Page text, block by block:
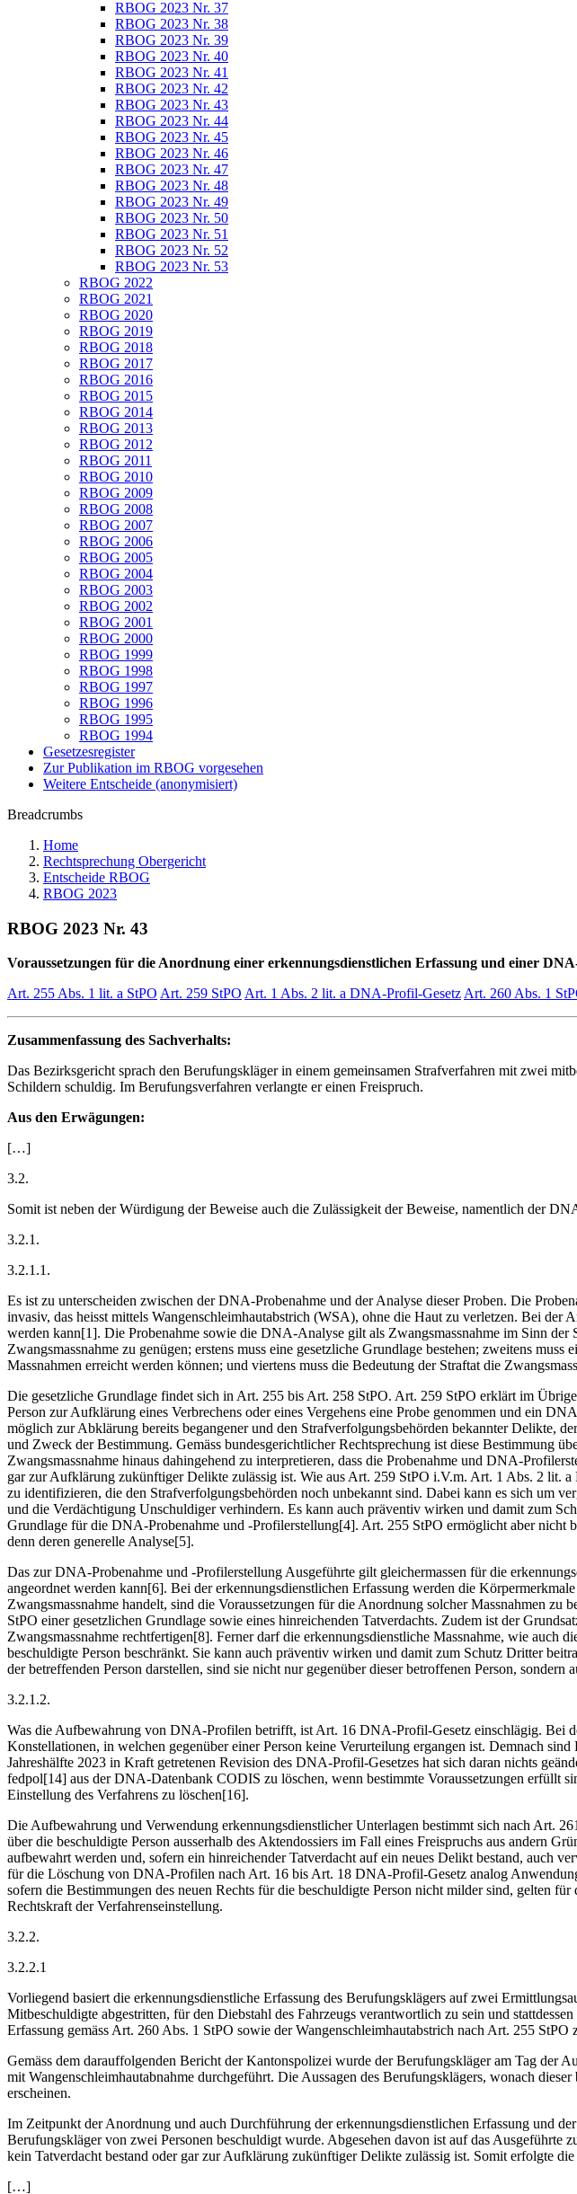
RBOG 2023 Nr. 37
RBOG 2023 Nr. 38
RBOG 2023 Nr. 39
RBOG 2023 Nr. 40
RBOG 2023 Nr. 41
RBOG 2023 Nr. 42
RBOG 2023 Nr. 43
RBOG 2023 Nr. 44
RBOG 2023 Nr. 45
RBOG 2023 Nr. 46
RBOG 2023 Nr. 47
RBOG 2023 Nr. 48
RBOG 2023 Nr. 49
RBOG 2023 Nr. 50
RBOG 2023 Nr. 51
RBOG 2023 Nr. 52
RBOG 2023 Nr. 53
RBOG 2022
RBOG 2021
RBOG 2020
RBOG 2019
RBOG 2018
RBOG 2017
RBOG 2016
RBOG 2015
RBOG 2014
RBOG 2013
RBOG 2012
RBOG 2011
RBOG 2010
RBOG 2009
RBOG 2008
RBOG 2007
RBOG 2006
RBOG 2005
RBOG 2004
RBOG 2003
RBOG 2002
RBOG 2001
RBOG 2000
RBOG 1999
RBOG 1998
RBOG 1997
RBOG 1996
RBOG 1995
RBOG 1994
Gesetzesregister
Zur Publikation im RBOG vorgesehen
Weitere Entscheide (anonymisiert)
Breadcrumbs
Home
Rechtsprechung Obergericht
Entscheide RBOG
RBOG 2023
RBOG 2023 Nr. 43
Voraussetzungen für die Anordnung einer erkennungsdienstlichen Erfassung und einer
Art. 255 Abs. 1 lit. a StPO Art. 259 StPO Art. 1 Abs. 2 lit. a DNA-Profil-GesetzArt. 260 Abs. 1
Zusammenfassung des Sachverhalts:
Das Bezirksgericht sprach den Berufungskläger in einem gemeinsamen Strafverfahren mit zwei
Schildern schuldig. Im Berufungsverfahren verlangte er einen Freispruch.
Aus den Erwägungen:
[…]
3.2.
Somit ist neben der Würdigung der Beweise auch die Zulässigkeit der Beweise, namentlich der
3.2.1.
3.2.1.1.
Es ist zu unterscheiden zwischen der DNA-Probenahme und der Analyse dieser Proben. Die
invasiv, das heisst mittels Wangenschleimhautabstrich (WSA), ohne die Haut zu verletzen. Bei
werden kann[1]. Die Probenahme sowie die DNA-Analyse gilt als Zwangsmassnahme im Sinn
Zwangsmassnahme zu genügen; erstens muss eine gesetzliche Grundlage bestehen; zweitens
Massnahmen erreicht werden können; und viertens muss die Bedeutung der Straftat die
Die gesetzliche Grundlage findet sich in Art. 255 bis Art. 258 StPO. Art. 259 StPO erklärt im
Person zur Aufklärung eines Verbrechens oder eines Vergehens eine Probe genommen und ein
möglich zur Abklärung bereits begangener und den Strafverfolgungsbehörden bekannter Delikte,
und Zweck der Bestimmung. Gemäss bundesgerichtlicher Rechtsprechung ist diese Bestimmung
Zwangsmassnahme hinaus dahingehend zu interpretieren, dass die Probenahme und DNA-
gar zur Aufklärung zukünftiger Delikte zulässig ist. Wie aus Art. 259 StPO i.V.m. Art. 1 Abs. 2
zu identifizieren, die den Strafverfolgungsbehörden noch unbekannt sind. Dabei kann es sich um
und die Verdächtigung Unschuldiger verhindern. Es kann auch präventiv wirken und damit zum
Grundlage für die DNA-Probenahme und -Profilerstellung[4]. Art. 255 StPO ermöglicht aber nicht
denn deren generelle Analyse[5].
Das zur DNA-Probenahme und -Profilerstellung Ausgeführte gilt gleichermassen für die
angeordnet werden kann[6]. Bei der erkennungsdienstlichen Erfassung werden die
Zwangsmassnahme handelt, sind die Voraussetzungen für die Anordnung solcher Massnahmen
StPO einer gesetzlichen Grundlage sowie eines hinreichenden Tatverdachts. Zudem ist der
Zwangsmassnahme rechtfertigen[8]. Ferner darf die erkennungsdienstliche Massnahme, wie
beschuldigte Person beschränkt. Sie kann auch präventiv wirken und damit zum Schutz Dritter
der betreffenden Person darstellen, sind sie nicht nur gegenüber dieser betroffenen Person, sondern
3.2.1.2.
Was die Aufbewahrung von DNA-Profilen betrifft, ist Art. 16 DNA-Profil-Gesetz einschlägig. Bei
Konstellationen, in welchen gegenüber einer Person keine Verurteilung ergangen ist. Demnach
Jahreshälfte 2023 in Kraft getretenen Revision des DNA-Profil-Gesetzes hat sich daran nichts
fedpol[14] aus der DNA-Datenbank CODIS zu löschen, wenn bestimmte Voraussetzungen erfüllt
Einstellung des Verfahrens zu löschen[16].
Die Aufbewahrung und Verwendung erkennungsdienstlicher Unterlagen bestimmt sich nach Art.
über die beschuldigte Person ausserhalb des Aktendossiers im Fall eines Freispruchs aus andern
aufbewahrt werden und, sofern ein hinreichender Tatverdacht auf ein neues Delikt bestand, auch
für die Löschung von DNA-Profilen nach Art. 16 bis Art. 18 DNA-Profil-Gesetz analog
sofern die Bestimmungen des neuen Rechts für die beschuldigte Person nicht milder sind, gelten
Rechtskraft der Verfahrenseinstellung.
3.2.2.
3.2.2.1
Vorliegend basiert die erkennungsdienstliche Erfassung des Berufungsklägers auf zwei
Mitbeschuldigte abgestritten, für den Diebstahl des Fahrzeugs verantwortlich zu sein und
Erfassung gemäss Art. 260 Abs. 1 StPO sowie der Wangenschleimhautabstrich nach Art. 255
Gemäss dem darauffolgenden Bericht der Kantonspolizei wurde der Berufungskläger am Tag der
mit Wangenschleimhautabnahme durchgeführt. Die Aussagen des Berufungsklägers, wonach
erscheinen.
Im Zeitpunkt der Anordnung und auch Durchführung der erkennungsdienstlichen Erfassung und
Berufungskläger von zwei Personen beschuldigt wurde. Abgesehen davon ist auf das
kein Tatverdacht bestand oder gar zur Aufklärung zukünftiger Delikte zulässig ist. Somit erfolgte
[…]